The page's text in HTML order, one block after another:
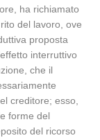
ha richiamato
del lavoro, ove
proposta
interruttivo
che il
creditore; esso,
forme del
del ricorso